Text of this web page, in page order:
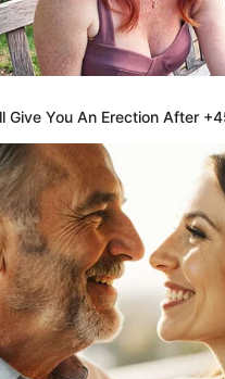
brauzer
yayırlar
Give You An Erection After